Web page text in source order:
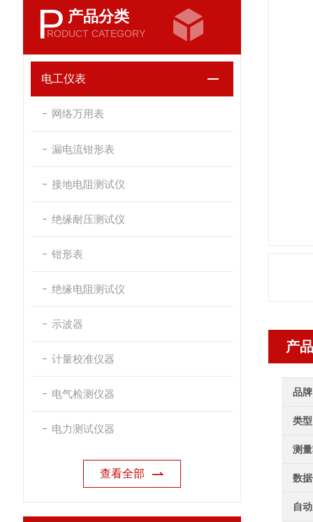
P 产品分类
RODUCT CATEGORY
电工仪表
网络万用表
漏电流钳形表
接地电阻测试仪
绝缘耐压测试仪
钳形表
绝缘电阻测试仪
示波器
计量校准仪器
电气检测仪器
电力测试仪器
查看全部
产
品牌
类型
测
数
自